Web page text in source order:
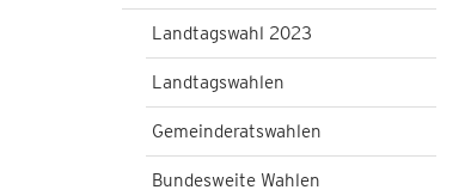
Landtagswahl 2023
Landtagswahlen
Gemeinderatswahlen
Bundesweite Wahlen